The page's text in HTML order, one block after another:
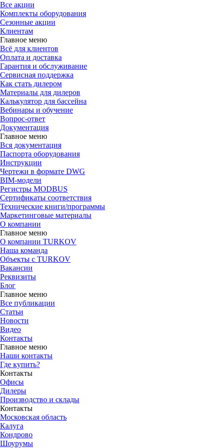
Все акции
Комплекты оборудования
Сезонные акции
Клиентам
Главное меню
Всё для клиентов
Оплата и доставка
Гарантия и обслуживание
Сервисная поддержка
Как стать дилером
Материалы для дилеров
Калькулятор для бассейна
Вебинары и обучение
Вопрос-ответ
Документация
Главное меню
Вся документация
Паспорта оборудования
Инструкции
Чертежи в формате DWG
BIM-модели
Регистры MODBUS
Сертификаты соответствия
Технические книги/программы
Маркетинговые материалы
О компании
Главное меню
О компании TURKOV
Наша команда
Объекты с TURKOV
Вакансии
Реквизиты
Блог
Главное меню
Все публикации
Статьи
Новости
Видео
Контакты
Главное меню
Наши контакты
Где купить?
Контакты
Офисы
Дилеры
Производство и склады
Контакты
Московская область
Калуга
Кондрово
Шоурумы